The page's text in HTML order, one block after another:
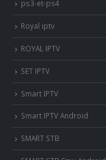
ps3-et-ps4
Royal iptv
ROYAL IPTV
SET IPTV
Smart IPTV
Smart IPTV Android
SMART STB